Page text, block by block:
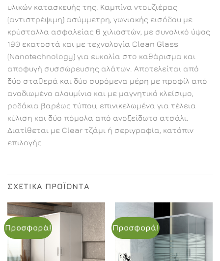
υλικών κατασκευής της. Καμπίνα ντουζιέρας
(αντιστρέψιμη) ασύμμετρη, γωνιακής εισόδου με
κρύσταλλα ασφαλείας 6 χιλιοστών, με συνολικό ύψος
190 εκατοστά και με τεχνολογία Clean Glass
(Nanotechnology) για ευκολία στο καθάρισμα και
αποφυγή συσσώρευσης αλάτων. Αποτελείται από
δύο σταθερά και δύο συρόμενα μέρη με προφίλ από
ανοδιωμένο αλουμίνιο και με μαγνητικό κλείσιμο,
ροδάκια βαρέως τύπου, επινικελωμένα για τέλεια
κύλιση και δύο πόμολα από ανοξείδωτο ατσάλι.
Διατίθεται με Clear τζάμι ή σεριγραφία, κατόπιν
επιλογής
ΣΧΕΤΙΚΆ ΠΡΟΪΌΝΤΑ
Προσφορά! Προσφορά!